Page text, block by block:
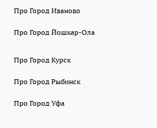
Про Город Иваново
Про Город Йошкар-Ола
Про Город Курск
Про Город Рыбинск
Про Город Уфа